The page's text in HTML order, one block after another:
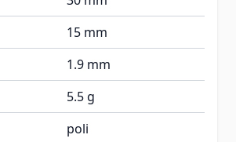
15 mm
1.9 mm
5.5 g
poli